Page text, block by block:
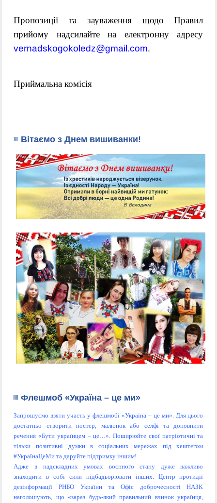
Пропозиції та зауваження щодо Правил
прийому надсилайте на електронну адресу
vernadskogokoledz@gmail.com.
Приймальна комісія
Вітаємо з Днем вишиванки!
Флешмоб «Україна – це ми»
Запрошуємо взяти участь у флешмобі «Україна – це ми». Для цього
достатньо створити постер, малюнок або селфі та доповнити
речення «Бути українцем – це…». Поширюйте свої патріотичні та
тільки позитивні думки в соціальних мережах під хештегом
#УкраїнаЦеМи та даруйте підтримку іншим!
Адже в надскладних умовах воєнного стану дуже важливо
знаходити в собі сили підбадьорювати інших. Центр протидії
дезінформації РНБО України та Офіс доброчесності НАЗК
наголошують, що «зараз будь-який правильний вчинок українця,